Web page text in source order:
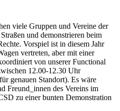
viele Gruppen und Vereine der
und demonstrieren beim
Vorspiel ist in diesem Jahr
vertreten, aber mit einer
von unserer Functional
12.00-12.30 Uhr
genauen Standort). Es wäre
Freund_innen des Vereins im
zu einer bunten Demonstration